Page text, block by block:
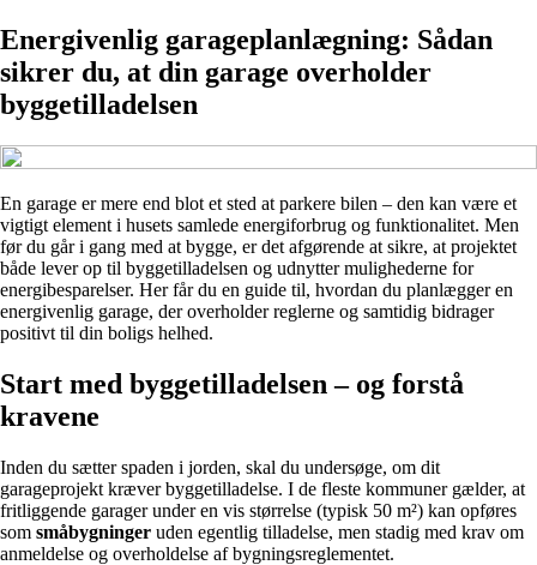
Energivenlig garageplanlægning: Sådan
sikrer du, at din garage overholder
byggetilladelsen
En garage er mere end blot et sted at parkere bilen – den kan være et
vigtigt element i husets samlede energiforbrug og funktionalitet. Men
før du går i gang med at bygge, er det afgørende at sikre, at projektet
både lever op til byggetilladelsen og udnytter mulighederne for
energibesparelser. Her får du en guide til, hvordan du planlægger en
energivenlig garage, der overholder reglerne og samtidig bidrager
positivt til din boligs helhed.
Start med byggetilladelsen – og forstå
kravene
Inden du sætter spaden i jorden, skal du undersøge, om dit
garageprojekt kræver byggetilladelse. I de fleste kommuner gælder, at
fritliggende garager under en vis størrelse (typisk 50 m²) kan opføres
som småbygninger uden egentlig tilladelse, men stadig med krav om
anmeldelse og overholdelse af bygningsreglementet.